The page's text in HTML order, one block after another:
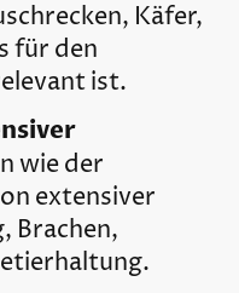
Käfer,
für den
ist.
wie der
extensiver
Brachen,